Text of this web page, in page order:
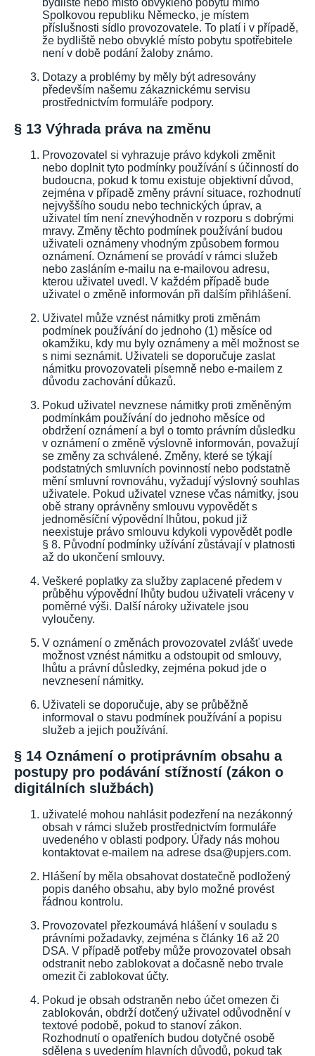
bydliště nebo místo obvyklého pobytu mimo
Spolkovou republiku Německo, je místem
příslušnosti sídlo provozovatele. To platí i v případě,
že bydliště nebo obvyklé místo pobytu spotřebitele
není v době podání žaloby známo.
Dotazy a problémy by měly být adresovány
především našemu zákaznickému servisu
prostřednictvím formuláře podpory.
§ 13 Výhrada práva na změnu
Provozovatel si vyhrazuje právo kdykoli změnit
nebo doplnit tyto podmínky používání s účinností do
budoucna, pokud k tomu existuje objektivní důvod,
zejména v případě změny právní situace, rozhodnutí
nejvyššího soudu nebo technických úprav, a
uživatel tím není znevýhodněn v rozporu s dobrými
mravy. Změny těchto podmínek používání budou
uživateli oznámeny vhodným způsobem formou
oznámení. Oznámení se provádí v rámci služeb
nebo zasláním e-mailu na e-mailovou adresu,
kterou uživatel uvedl. V každém případě bude
uživatel o změně informován při dalším přihlášení.
Uživatel může vznést námitky proti změnám
podmínek používání do jednoho (1) měsíce od
okamžiku, kdy mu byly oznámeny a měl možnost se
s nimi seznámit. Uživateli se doporučuje zaslat
námitku provozovateli písemně nebo e-mailem z
důvodu zachování důkazů.
Pokud uživatel nevznese námitky proti změněným
podmínkám používání do jednoho měsíce od
obdržení oznámení a byl o tomto právním důsledku
v oznámení o změně výslovně informován, považují
se změny za schválené. Změny, které se týkají
podstatných smluvních povinností nebo podstatně
mění smluvní rovnováhu, vyžadují výslovný souhlas
uživatele. Pokud uživatel vznese včas námitky, jsou
obě strany oprávněny smlouvu vypovědět s
jednoměsíční výpovědní lhůtou, pokud již
neexistuje právo smlouvu kdykoli vypovědět podle
§ 8. Původní podmínky užívání zůstávají v platnosti
až do ukončení smlouvy.
Veškeré poplatky za služby zaplacené předem v
průběhu výpovědní lhůty budou uživateli vráceny v
poměrné výši. Další nároky uživatele jsou
vyloučeny.
V oznámení o změnách provozovatel zvlášť uvede
možnost vznést námitku a odstoupit od smlouvy,
lhůtu a právní důsledky, zejména pokud jde o
nevznesení námitky.
Uživateli se doporučuje, aby se průběžně
informoval o stavu podmínek používání a popisu
služeb a jejich používání.
§ 14 Oznámení o protiprávním obsahu a
postupy pro podávání stížností (zákon o
digitálních službách)
uživatelé mohou nahlásit podezření na nezákonný
obsah v rámci služeb prostřednictvím formuláře
uvedeného v oblasti podpory. Úřady nás mohou
kontaktovat e-mailem na adrese dsa@upjers.com.
Hlášení by měla obsahovat dostatečně podložený
popis daného obsahu, aby bylo možné provést
řádnou kontrolu.
Provozovatel přezkoumává hlášení v souladu s
právními požadavky, zejména s články 16 až 20
DSA. V případě potřeby může provozovatel obsah
odstranit nebo zablokovat a dočasně nebo trvale
omezit či zablokovat účty.
Pokud je obsah odstraněn nebo účet omezen či
zablokován, obdrží dotčený uživatel odůvodnění v
textové podobě, pokud to stanoví zákon.
Rozhodnutí o opatřeních budou dotyčné osobě
sdělena s uvedením hlavních důvodů, pokud tak